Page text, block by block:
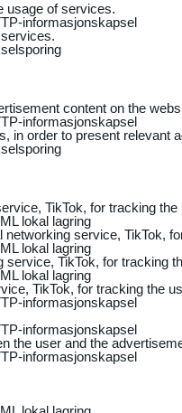
usage of services.
informasjonskapsel
content on the
informasjonskapsel
in order to present relevant
TikTok, for tracking
lokal lagring
networking service, TikTok,
lokal lagring
service, TikTok, for tracking
lokal lagring
TikTok, for tracking the
informasjonskapsel
informasjonskapsel
the user and the
informasjonskapsel